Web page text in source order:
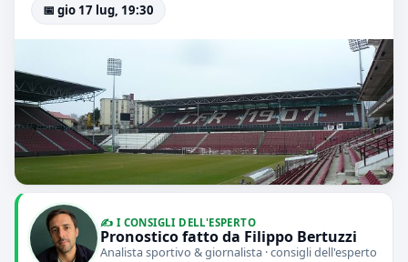
📅 gio 17 lug, 19:30
✍️ I CONSIGLI DELL'ESPERTO
Pronostico fatto da Filippo Bertuzzi
Analista sportivo & giornalista · consigli dell'esperto